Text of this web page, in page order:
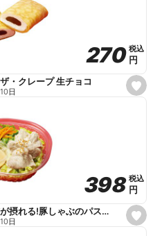
s
e
e
270
270 税込
税込
円
円
・クレープ 生チョコ
日
s
e
398
398 税込
税込
円
円
たんぱく質が摂れる!豚しゃぶのパスタサラダ
日